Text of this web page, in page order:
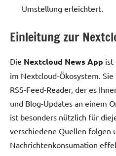
Umstellung erleichtert.
Einleitung zur
Die Nextcloud News App ist
im Nextcloud-Ökosystem.
RSS-Feed-Reader, der es
und Blog-Updates an einem
ist besonders nützlich für
verschiedene Quellen folgen
Nachrichtenkonsumation